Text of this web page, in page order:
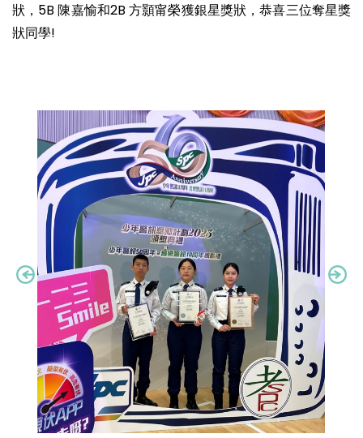
狀，5B 陳嘉愉和2B 方顥甯榮獲銀星獎狀，恭喜三位奪星獎
狀同學!